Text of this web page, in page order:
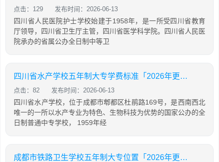
点击：129 发布时间：2026-06-13
四川省人民医院护士学校始建于1958年，是一所受四川省教育
厅领导，四川省卫生厅主管，四川省医学科学院。四川省人民医
院承办的省属公办全日制中等卫
四川省水产学校五年制大专学费标准「2026年更新」
点击：82 发布时间：2026-06-13
四川省水产学校，位于成都市郫都区杜鹃路169号，是西南西北
唯一的一所以水产专业为特色、生物科技为优势的国家公办的全
日制普通中专学校， 1959年经
成都市铁路卫生学校五年制大专位置「2026年更新」